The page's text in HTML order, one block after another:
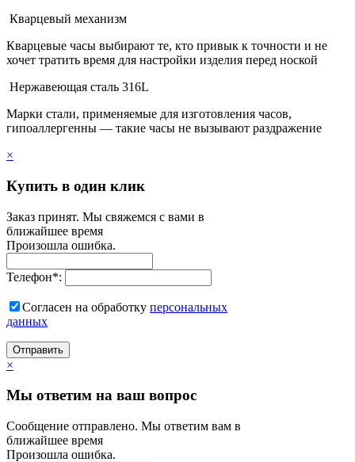
Кварцевый механизм
Кварцевые часы выбирают те, кто привык к точности и не
хочет тратить время для настройки изделия перед ноской
Нержавеющая сталь 316L
Марки стали, применяемые для изготовления часов,
гипоаллергенны — такие часы не вызывают раздражение
×
Купить в один клик
Заказ принят. Мы свяжемся с вами в
ближайшее время
Произошла ошибка.
Телефон*:
Согласен на обработку персональныx
данных
Отправить
×
Мы ответим на ваш вопрос
Сообщение отправлено. Мы ответим вам в
ближайшее время
Произошла ошибка.